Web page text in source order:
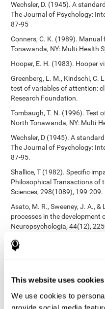
This website uses cookies
We use cookies to
provide social media
Wechsler, D. (1945). A
The Journal of Psychology:
87-95
Conners, C. K. (1989).
Tonawanda, NY: Multi-Health
Hooper, E. H. (1983). Hooper
Greenberg, L. M., Kindschi, C.
test of variables of attention:
Research Foundation.
Tombaugh, T. N. (1996). Test
North Tonawanda, NY: Multi-
Wechsler, D (1945). A
The Journal of Psychology:
87-95.
Shallice, T (1982). Specific
Philosophical Transactions of
Sciences, 298(1089), 199-209.
Asato, M. R., Sweeney, J. A.,
processes in the development
Neuropsychologia, 44(12),
TOL performance.
Korkman, M., Kirk, U., & Kemp,
San Antonio, TX: